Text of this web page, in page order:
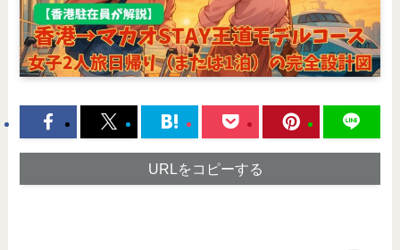
URLをコピーする